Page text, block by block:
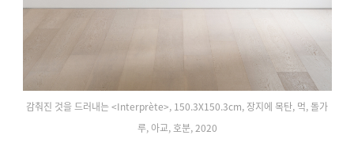
감춰진 것을 드러내는 <Interprète>, 150.3X150.3cm, 장지에 목탄, 먹, 돌가
루, 아교, 호분, 2020